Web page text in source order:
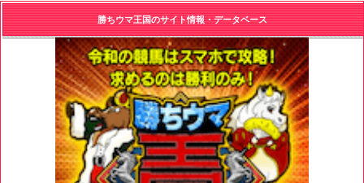
勝ちウマ王国のサイト情報・データベース